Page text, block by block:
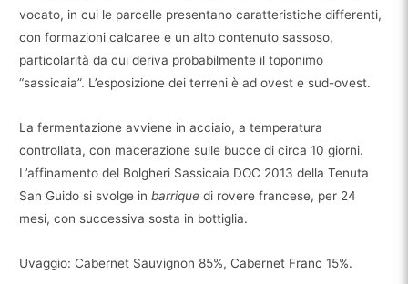
vocato, in cui le parcelle presentano caratteristiche differenti,
con formazioni calcaree e un alto contenuto sassoso,
particolarità da cui deriva probabilmente il toponimo
“sassicaia”. L’esposizione dei terreni è ad ovest e sud-ovest.
La fermentazione avviene in acciaio, a temperatura
controllata, con macerazione sulle bucce di circa 10 giorni.
L’affinamento del Bolgheri Sassicaia DOC 2013 della Tenuta
San Guido si svolge inbarrique di rovere francese, per 24
mesi, con successiva sosta in bottiglia.
Uvaggio: Cabernet Sauvignon 85%, Cabernet Franc 15%.